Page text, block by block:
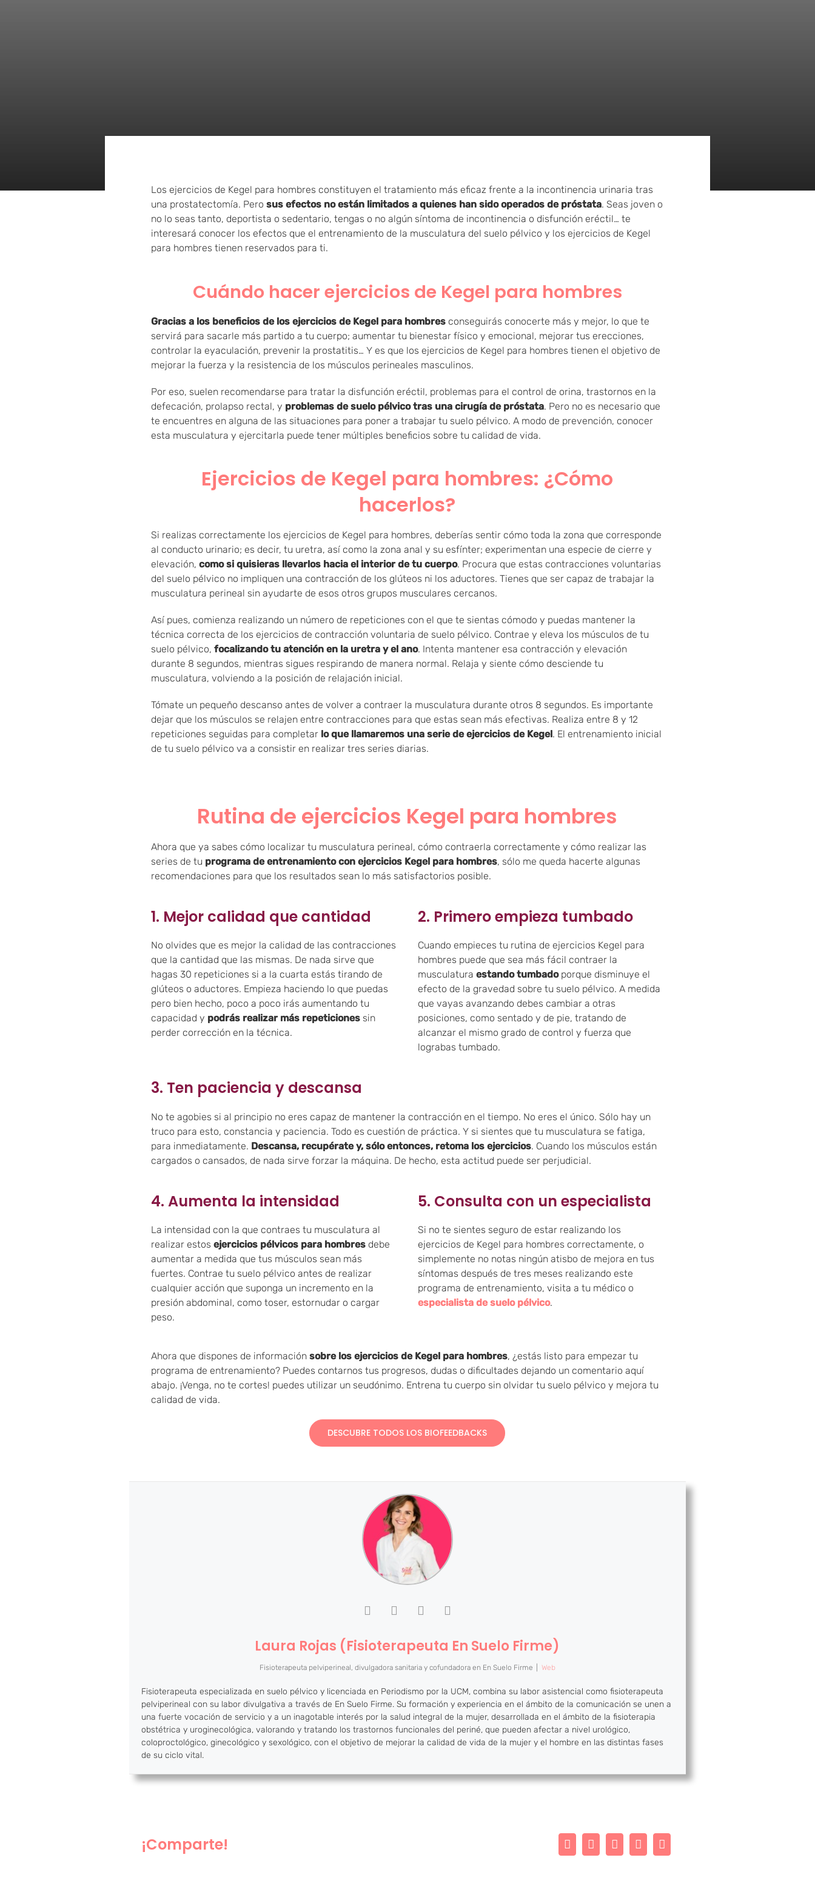
Los ejercicios de Kegel para hombres constituyen el tratamiento más eficaz frente a la incontinencia urinaria tras
una prostatectomía. Perosus efectos no están limitados a quienes han sido operados de próstata. Seas joven o
no lo seas tanto, deportista o sedentario, tengas o no algún síntoma de incontinencia o disfunción eréctil… te
interesará conocer los efectos que el entrenamiento de la musculatura del suelo pélvico y los ejercicios de Kegel
para hombres tienen reservados para ti.
Cuándo hacer ejercicios de Kegel para hombres
Gracias a los beneficios de los ejercicios de Kegel para hombres conseguirás conocerte más y mejor, lo que te
servirá para sacarle más partido a tu cuerpo; aumentar tu bienestar físico y emocional, mejorar tus erecciones,
controlar la eyaculación, prevenir la prostatitis… Y es que los ejercicios de Kegel para hombres tienen el objetivo de
mejorar la fuerza y la resistencia de los músculos perineales masculinos.
Por eso, suelen recomendarse para tratar la disfunción eréctil, problemas para el control de orina, trastornos en la
defecación, prolapso rectal, y problemas de suelo pélvico tras una cirugía de próstata. Pero no es necesario que
te encuentres en alguna de las situaciones para poner a trabajar tu suelo pélvico. A modo de prevención, conocer
esta musculatura y ejercitarla puede tener múltiples beneficios sobre tu calidad de vida.
Ejercicios de Kegel para hombres: ¿Cómo
hacerlos?
Si realizas correctamente los ejercicios de Kegel para hombres, deberías sentir cómo toda la zona que corresponde
al conducto urinario; es decir, tu uretra, así como la zona anal y su esfínter; experimentan una especie de cierre y
elevación,como si quisieras llevarlos hacia el interior de tu cuerpo. Procura que estas contracciones voluntarias
del suelo pélvico no impliquen una contracción de los glúteos ni los aductores. Tienes que ser capaz de trabajar la
musculatura perineal sin ayudarte de esos otros grupos musculares cercanos.
Así pues, comienza realizando un número de repeticiones con el que te sientas cómodo y puedas mantener la
técnica correcta de los ejercicios de contracción voluntaria de suelo pélvico. Contrae y eleva los músculos de tu
suelo pélvico,focalizando tu atención en la uretra y el ano. Intenta mantener esa contracción y elevación
durante 8 segundos, mientras sigues respirando de manera normal. Relaja y siente cómo desciende tu
musculatura, volviendo a la posición de relajación inicial.
Tómate un pequeño descanso antes de volver a contraer la musculatura durante otros 8 segundos. Es importante
dejar que los músculos se relajen entre contracciones para que estas sean más efectivas. Realiza entre 8 y 12
repeticiones seguidas para completar lo que llamaremos una serie de ejercicios de Kegel. El entrenamiento inicial
de tu suelo pélvico va a consistir en realizar tres series diarias.
Rutina de ejercicios Kegel para hombres
Ahora que ya sabes cómo localizar tu musculatura perineal, cómo contraerla correctamente y cómo realizar las
series de tu programa de entrenamiento con ejercicios Kegel para hombres, sólo me queda hacerte algunas
recomendaciones para que los resultados sean lo más satisfactorios posible.
1. Mejor calidad que cantidad
No olvides que es mejor la calidad de las contracciones
que la cantidad que las mismas. De nada sirve que
hagas 30 repeticiones si a la cuarta estás tirando de
glúteos o aductores. Empieza haciendo lo que puedas
pero bien hecho, poco a poco irás aumentando tu
capacidad y podrás realizar más repeticiones sin
perder corrección en la técnica.
2. Primero empieza tumbado
Cuando empieces tu rutina de ejercicios Kegel para
hombres puede que sea más fácil contraer la
musculatura estando tumbadoporque disminuye el
efecto de la gravedad sobre tu suelo pélvico. A medida
que vayas avanzando debes cambiar a otras
posiciones, como sentado y de pie, tratando de
alcanzar el mismo grado de control y fuerza que
lograbas tumbado.
3. Ten paciencia y descansa
No te agobies si al principio no eres capaz de mantener la contracción en el tiempo. No eres el único. Sólo hay un
truco para esto, constancia y paciencia. Todo es cuestión de práctica. Y si sientes que tu musculatura se fatiga,
para inmediatamente. Descansa, recupérate y, sólo entonces, retoma los ejercicios. Cuando los músculos están
cargados o cansados, de nada sirve forzar la máquina. De hecho, esta actitud puede ser perjudicial.
4. Aumenta la intensidad
La intensidad con la que contraes tu musculatura al
realizar estosejercicios pélvicos para hombres debe
aumentar a medida que tus músculos sean más
fuertes. Contrae tu suelo pélvico antes de realizar
cualquier acción que suponga un incremento en la
presión abdominal, como toser, estornudar o cargar
peso.
5. Consulta con un especialista
Si no te sientes seguro de estar realizando los
ejercicios de Kegel para hombres correctamente, o
simplemente no notas ningún atisbo de mejora en tus
síntomas después de tres meses realizando este
programa de entrenamiento, visita a tu médico o
especialista de suelo pélvico.
Ahora que dispones de informaciónsobre los ejercicios de Kegel para hombres, ¿estás listo para empezar tu
programa de entrenamiento? Puedes contarnos tus progresos, dudas o dificultades dejando un comentario aquí
abajo. ¡Venga, no te cortes! puedes utilizar un seudónimo. Entrena tu cuerpo sin olvidar tu suelo pélvico y mejora tu
calidad de vida.
DESCUBRE TODOS LOS BIOFEEDBACKS
Laura Rojas (Fisioterapeuta En Suelo Firme)
Fisioterapeuta pelviperineal, divulgadora sanitaria y cofundadora en En Suelo Firme Web
Fisioterapeuta especializada en suelo pélvico y licenciada en Periodismo por la UCM, combina su labor asistencial como fisioterapeuta
pelviperineal con su labor divulgativa a través de En Suelo Firme. Su formación y experiencia en el ámbito de la comunicación se unen a
una fuerte vocación de servicio y a un inagotable interés por la salud integral de la mujer, desarrollada en el ámbito de la fisioterapia
obstétrica y uroginecológica, valorando y tratando los trastornos funcionales del periné, que pueden afectar a nivel urológico,
coloproctológico, ginecológico y sexológico, con el objetivo de mejorar la calidad de vida de la mujer y el hombre en las distintas fases
de su ciclo vital.
¡Comparte!